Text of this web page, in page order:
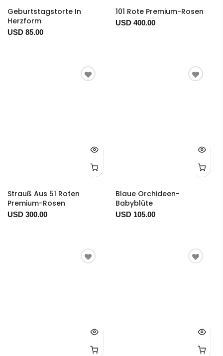
Geburtstagstorte In
Herzform
USD 85.00
101 Rote Premium-Rosen
USD 400.00
Strauß Aus 51 Roten
Premium-Rosen
USD 300.00
Blaue Orchideen-
Babyblüte
USD 105.00